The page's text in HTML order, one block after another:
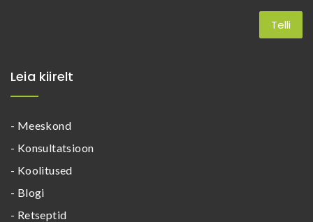
Leia kiirelt
- Meeskond
- Konsultatsioon
- Koolitused
- Blogi
- Retseptid